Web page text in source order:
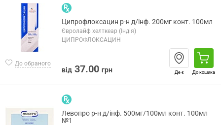
До обраного
Ципрофлоксацин р-н д/інф. 200мг конт. 100мл
Євролайф хелткеар (Індія)
ЦИПРОФЛОКСАЦИН
від 37.00 грн Де є До кошика
Левопро р-н д/інф. 500мг/100мл конт. 100мл
№1